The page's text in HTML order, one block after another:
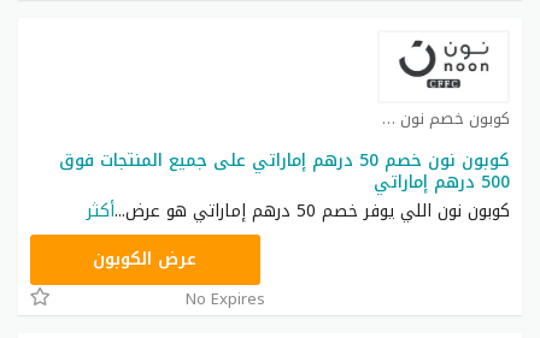
كوبون خصم نون كوبون
كوبون نون خصم 50 درهم إماراتي على جميع المنتجات فوق
500 درهم إماراتي
كوبون نون اللي يوفر خصم 50 درهم إماراتي هو عرض
...أكثر
RRF24عرض الكوبون
No Expires